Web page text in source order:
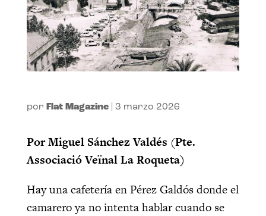
por Flat Magazine| 3 marzo 2026
Por Miguel Sánchez Valdés (Pte.
Associació Veïnal La Roqueta)
Hay una cafetería en Pérez Galdós donde el
camarero ya no intenta hablar cuando se